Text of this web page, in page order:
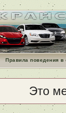
Правила поведения
Это